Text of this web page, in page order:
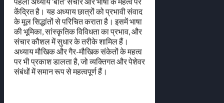
केंद्रित है। यह अध्याय छात्रों को प्रभावी संवाद
के मूल सिद्धांतों से परिचित कराता है। इसमें भाषा
की भूमिका, सांस्कृतिक विविधता का प्रभाव, और
संचार कौशल में सुधार के तरीके शामिल हैं।
अध्याय मौखिक और गैर-मौखिक संकेतों के महत्व
पर भी प्रकाश डालता है, जो व्यक्तिगत और पेशेवर
संबंधों में समान रूप से महत्वपूर्ण हैं।